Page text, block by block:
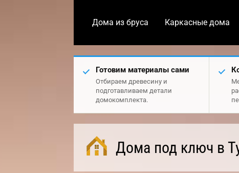
Дома из бруса Каркасные дома
Готовим материалы сами
Отбираем древесину и
подготавливаем детали
домокомплекта.
Дома под ключ в